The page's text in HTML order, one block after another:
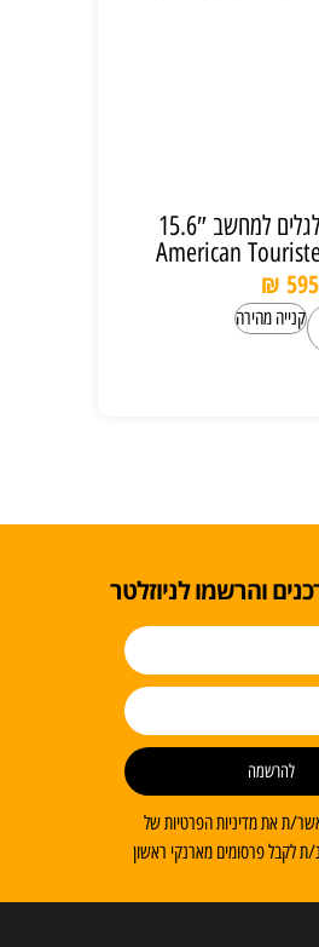
תיק עבודה על גלגלים למחשב 15.6″
American
₪
קנייה מהירה
והרשמו לניוזלטר
ת את מדיניות הפרטיות של
ת לקבל פרסומים מארנקי ראשון
להרשמה